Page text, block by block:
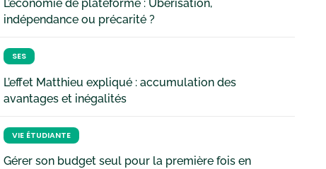
L’économie de plateforme : Uberisation,
indépendance ou précarité ?
SES
L’effet Matthieu expliqué : accumulation des
avantages et inégalités
VIE ÉTUDIANTE
Gérer son budget seul pour la première fois en